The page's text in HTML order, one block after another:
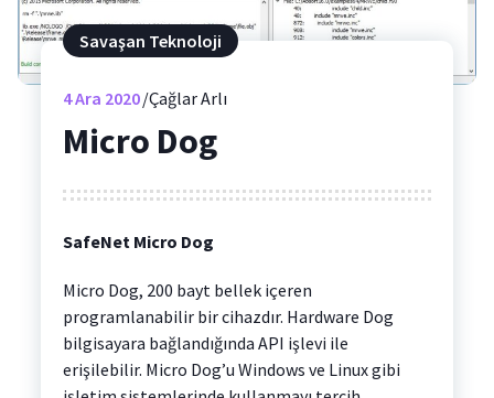
Savaşan Teknoloji
4Ara 2020 Çağlar Arlı
Micro Dog
SafeNet Micro Dog
Micro Dog, 200 bayt bellek içeren
programlanabilir bir cihazdır. Hardware Dog
bilgisayara bağlandığında API işlevi ile
erişilebilir. Micro Dog’u Windows ve Linux gibi